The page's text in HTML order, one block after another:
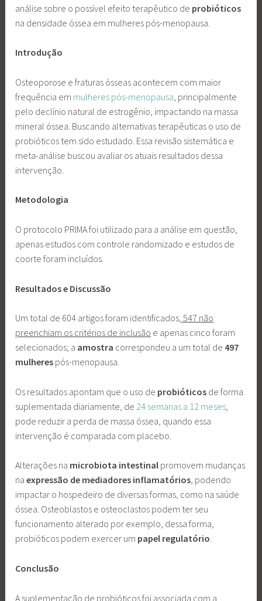
análise sobre o possível efeito terapêutico de probióticos
na densidade óssea em mulheres pós-menopausa.
Introdução
Osteoporose e fraturas ósseas acontecem com maior
frequência em mulheres pós-menopausa , principalmente
pelo declínio natural de estrogênio, impactando na massa
mineral óssea. Buscando alternativas terapêuticas o uso de
probióticos tem sido estudado. Essa revisão sistemática e
meta-análise buscou avaliar os atuais resultados dessa
intervenção.
Metodologia
O protocolo PRIMA foi utilizado para a análise em questão,
apenas estudos com controle randomizado e estudos de
coorte foram incluídos.
Resultados e Discussão
Um total de 604 artigos foram identificados, 547 não
preenchiam os critérios de inclusão e apenas cinco foram
selecionados; a amostra correspondeu a um total de 497
mulheres pós-menopausa.
Os resultados apontam que o uso de probióticos de forma
suplementada diariamente, de 24 semanas a 12 meses
pode reduzir a perda de massa óssea, quando essa
intervenção é comparada com placebo.
Alterações na microbiota intestinal promovem mudanças
naexpressão de mediadores inflamatórios, podendo
impactar o hospedeiro de diversas formas, como na saúde
óssea. Osteoblastos e osteoclastos podem ter seu
funcionamento alterado por exemplo, dessa forma,
probióticos podem exercer um papel regulatório.
Conclusão
A suplementação de probióticos foi associada com a